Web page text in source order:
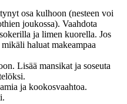
osa kulhoon (nesteen voi
joukossa). Vaahdota
ja limen kuorella. Jos
haluat makeampaa
Lisää mansikat ja soseuta
ja kookosvaahtoa.